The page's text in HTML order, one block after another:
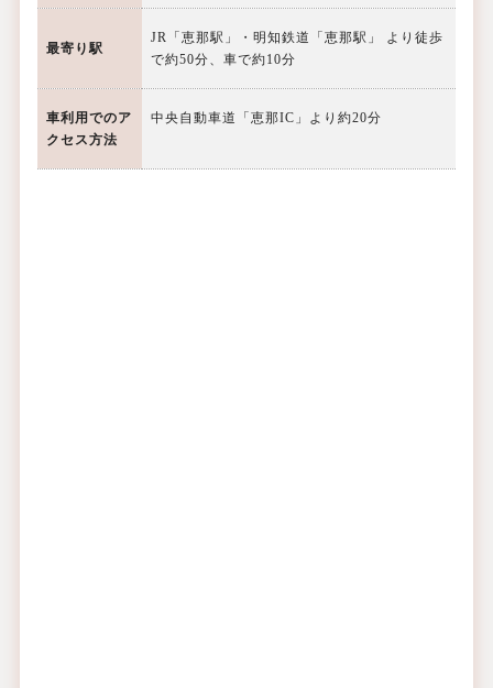
最寄り駅
JR「恵那駅」・明知鉄道「恵那駅」 より徒歩
で約50分、車で約10分
車利用でのア
クセス方法
中央自動車道「恵那IC」より約20分